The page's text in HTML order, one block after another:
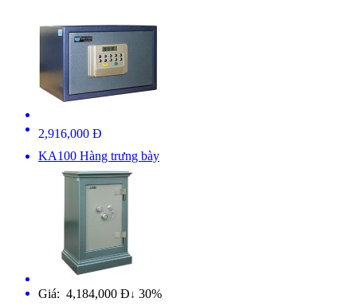
2,916,000 Đ
KA100 Hàng trưng bày
Giá: 4,184,000 Đ ↓ 30%